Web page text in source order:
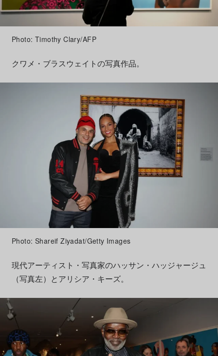
Photo: Timothy Clary/AFP
クワメ・ブラスウェイトの写真作品。
Photo: Shareif Ziyadat/Getty Images
現代アーティスト・写真家のハッサン・ハッジャージュ
（写真左）とアリシア・キーズ。